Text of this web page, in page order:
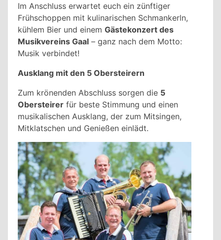
Im Anschluss erwartet euch ein zünftiger
Frühschoppen mit kulinarischen Schmankerln,
kühlem Bier und einem Gästekonzert des
Musikvereins Gaal – ganz nach dem Motto:
Musik verbindet!
Ausklang mit den 5 Obersteirern
Zum krönenden Abschluss sorgen die 5
Obersteirer für beste Stimmung und einen
musikalischen Ausklang, der zum Mitsingen,
Mitklatschen und Genießen einlädt.